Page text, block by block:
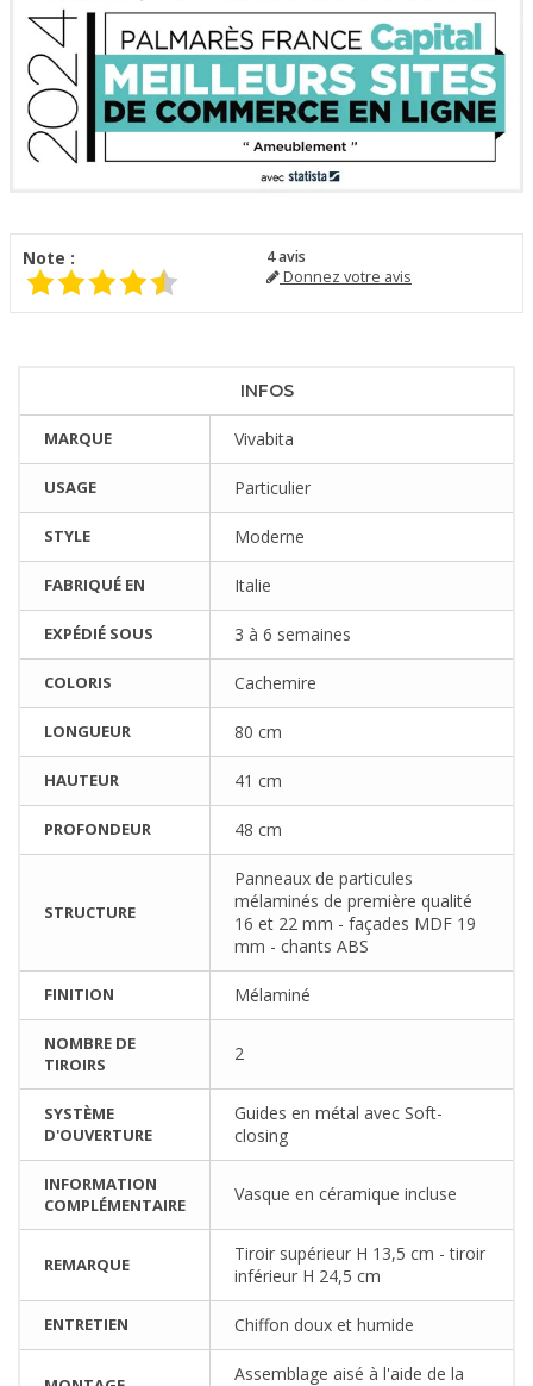
Note : 4avis
Donnez votre avis
INFOS
MARQUE Vivabita
USAGE Particulier
STYLE Moderne
FABRIQUÉ EN Italie
EXPÉDIÉ SOUS 3 à 6 semaines
COLORIS Cachemire
LONGUEUR 80 cm
HAUTEUR 41 cm
PROFONDEUR 48 cm
STRUCTURE
Panneaux de particules
mélaminés de première qualité
16 et 22 mm - façades MDF 19
mm - chants ABS
FINITION Mélaminé
NOMBRE DE
TIROIRS
2
SYSTÈME
D'OUVERTURE
Guides en métal avec Soft-
closing
INFORMATION
COMPLÉMENTAIRE
Vasque en céramique incluse
REMARQUE
Tiroir supérieur H 13,5 cm - tiroir
inférieur H 24,5 cm
ENTRETIEN Chiffon doux et humide
Assemblage aisé à l'aide de la